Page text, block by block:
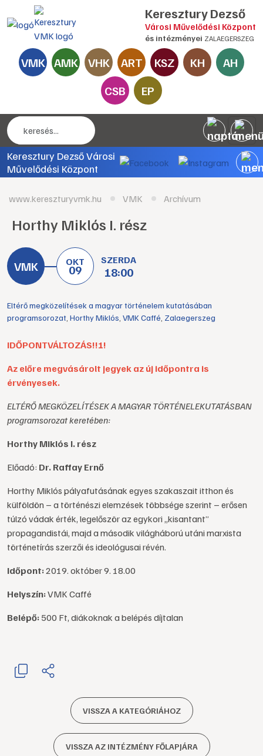
Keresztury Dezső
Városi Művelődési Központ
és intézményei ZALAEGERSZEG
VMK AMK VHK ART KSZ KH
AH
CSB
EP
Keresztury Dezső Városi
Művelődési Központ
www.kereszturyvmk.hu VMK Archívum
Horthy Miklós I. rész
OKT
09
SZERDA
18:00
Eltérő megközelítések a magyar történelem kutatásában
programsorozat Horthy Miklós VMK Caffé Zalaegerszeg
IDŐPONTVÁLTOZÁS!!!!
Az előre megvásárolt jegyek az új időpontra is
érvényesek.
ELTÉRŐ MEGKÖZELÍTÉSEK A MAGYAR TÖRTÉNELEKUTATÁSBAN
programsorozat keretében:
Horthy Miklós I. rész
Előadó: Dr. Raffay Ernő
Horthy Miklós pályafutásának egyes szakaszait itthon és
külföldön – a történészi elemzések többsége szerint – erősen
túlzó vádak érték, legelőször az egykori „kisantant”
propagandistái, majd a második világháború utáni marxista
történetírás szerzői és ideológusai révén.
Időpont:2019. október 9. 18.00
Helyszín:VMK Caffé
Belépő: 500 Ft, diákoknak a belépés díjtalan
VISSZA A KATEGÓRIÁHOZ
VISSZA AZ INTÉZMÉNY FŐLAPJÁRA